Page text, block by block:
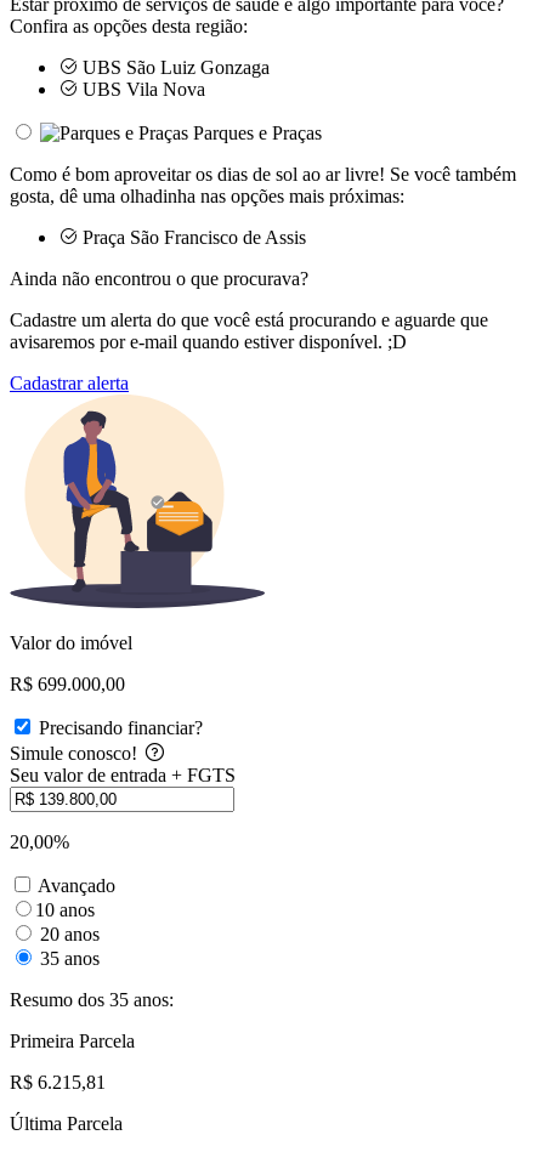
Confira as opções desta região:
UBS São Luiz Gonzaga
UBS Vila Nova
Parques e Praças
Como é bom aproveitar os dias de sol ao ar livre! Se você também
gosta, dê uma olhadinha nas opções mais próximas:
Praça São Francisco de Assis
Ainda não encontrou o que procurava?
Cadastre um alerta do que você está procurando e aguarde que
avisaremos por e-mail quando estiver disponível. ;D
Cadastrar alerta
Valor do imóvel
R$ 699.000,00
Precisando financiar?
Simule conosco!
Seu valor de entrada + FGTS
20,00%
Avançado
10 anos
20 anos
35 anos
Resumo dos 35 anos:
Primeira Parcela
R$ 6.215,81
Última Parcela